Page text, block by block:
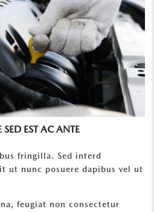
EST AC ANTE
fringilla. Sed interd
ut nunc posuere dapibus vel ut
feugiat non consectetur